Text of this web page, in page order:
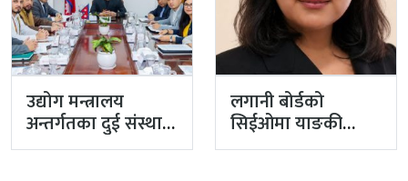
उद्योग मन्त्रालय
अन्तर्गतका दुई संस्था
गाभ्न सरकारको
लगानी बोर्डको
सिईओमा याङकी
उक्याव